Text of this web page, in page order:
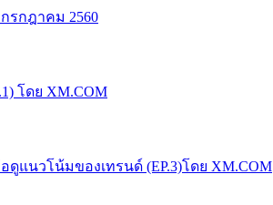
กรกฎาคม 2560
โดย XM.COM
แนวโน้มของเทรนด์ (EP.3)โดย XM.COM